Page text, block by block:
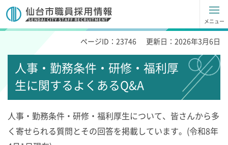
仙台市職員採用試験情報
メニュー
ページID：23746 更新日：2026年3月6日
人事・勤務条件・研修・福利厚
生に関するよくあるQ&A
人事・勤務条件・研修・福利厚生について、皆さんから多
く寄せられる質問とその回答を掲載しています。(令和8年